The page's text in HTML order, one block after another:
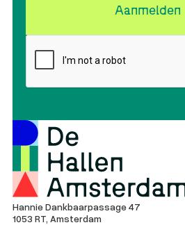
Aanmelden
Hannie Dankbaarpassage 47
1053 RT, Amsterdam